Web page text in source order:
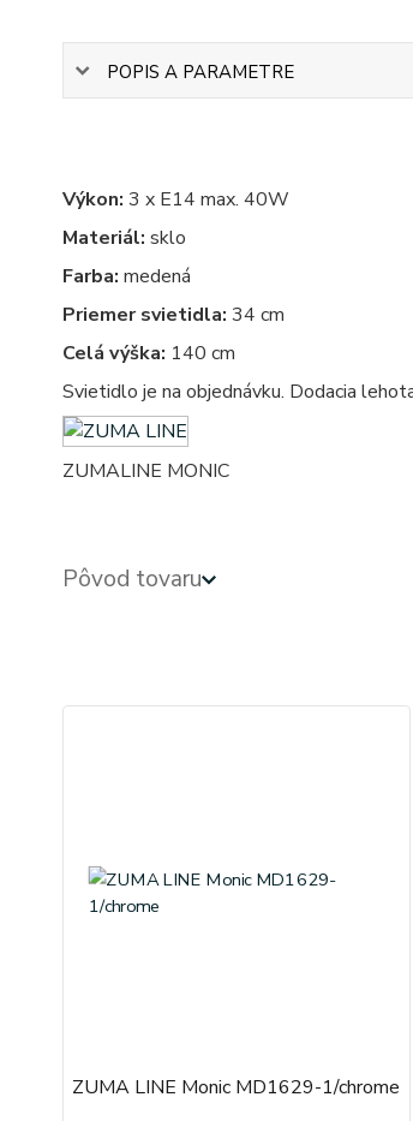
POPIS A PARAMETRE
Výkon: 3 x E14 max. 40W
Materiál: sklo
Farba: medená
Priemer svietidla: 34 cm
Celá výška: 140 cm
Svietidlo je na objednávku. Dodacia
ZUMALINE MONIC
Pôvod tovaru
ZUMA LINE Monic MD1629-1/chrome